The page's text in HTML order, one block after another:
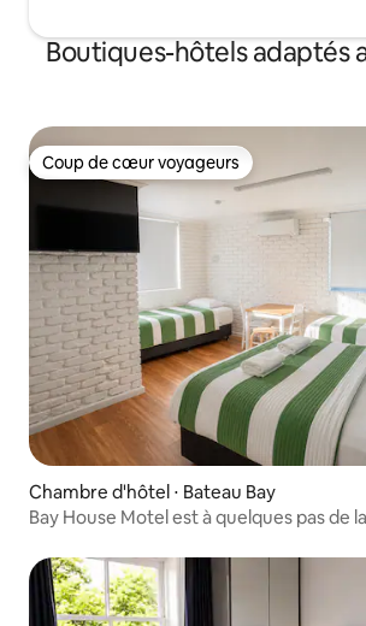
Boutiques-hôtels adaptés
Coup de cœur voyageurs
Coup de cœur voyageurs
Chambre d'hôtel ⋅ Bateau Bay
Bay House Motel est à quelques pas de